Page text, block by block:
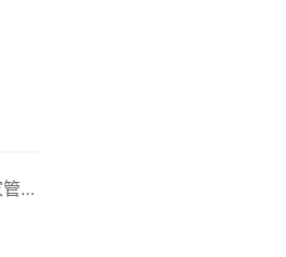
下一篇:北京龙鼎源助力国家管网徐州输油分公司提升阀室智能化水平